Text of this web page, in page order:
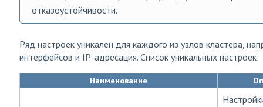
отказоустойчивости.
Ряд настроек уникален для каждого из узлов кластера,
интерфейсов и IP-адресация. Список уникальных настроек:
Наименование